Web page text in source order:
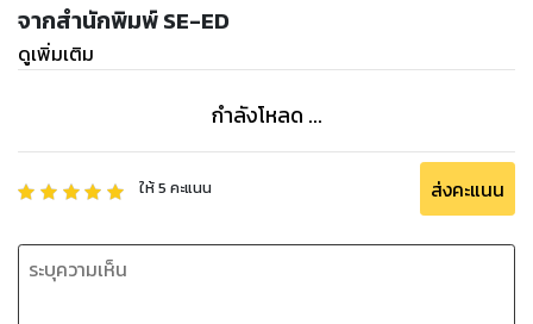
จากสำนักพิมพ์ SE-ED
ดูเพิ่มเติม
กำลังโหลด ...
ให้5 คะแนน ส่งคะแนน